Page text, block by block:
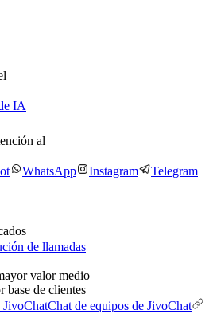
IA
al
WhatsApp Instagram Telegram
de llamadas
valor medio
base de clientes
JivoChatChat de equipos de JivoChat